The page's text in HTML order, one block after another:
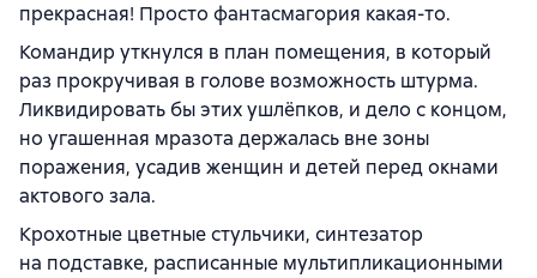
прекрасная! Просто фантасмагория какая-то.
Командир уткнулся в план помещения, в который
раз прокручивая в голове возможность штурма.
Ликвидировать бы этих ушлёпков, и дело с концом,
но угашенная мразота держалась вне зоны
поражения, усадив женщин и детей перед окнами
актового зала.
Крохотные цветные стульчики, синтезатор
на подставке, расписанные мультипликационными